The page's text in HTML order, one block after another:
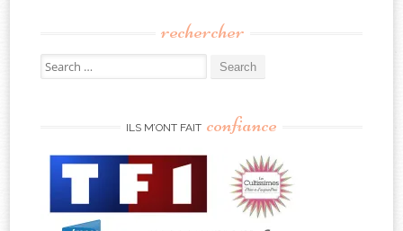
rechercher
Search
for:
ILS M’ONT FAIT confiance